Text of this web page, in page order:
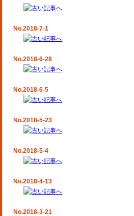
No.2018-7-1
No.2018-6-28
No.2018-6-5
No.2018-5-23
No.2018-5-4
No.2018-4-13
No.2018-3-21